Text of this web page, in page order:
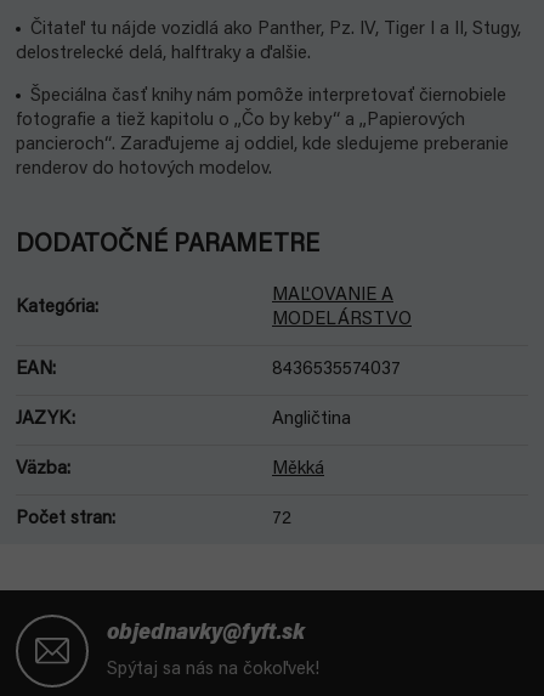
Čitateľ tu nájde vozidlá ako Panther, Pz. IV, Tiger I a II, Stugy,
delostrelecké delá, halftraky a ďalšie.
Špeciálna časť knihy nám pomôže interpretovať čiernobiele
fotografie a tiež kapitolu o „Čo by keby“ a „Papierových
pancieroch“. Zaraďujeme aj oddiel, kde sledujeme preberanie
renderov do hotových modelov.
DODATOČNÉ PARAMETRE
Kategória:
MAĽOVANIE A
MODELÁRSTVO
EAN: 8436535574037
JAZYK: Angličtina
Väzba: Měkká
Počet stran: 72
objednavky@fyft.sk
Spýtaj sa nás na čokoľvek!